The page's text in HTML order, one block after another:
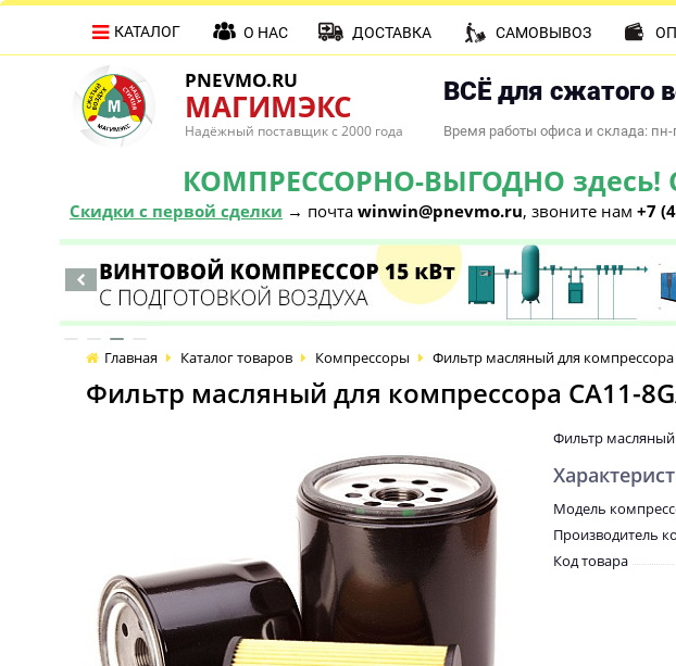
PNEVMO.RU
МАГИМЭКС
Надёжный поставщик с 2000 года
ВСЁ для сжатого
Время работы офиса и склада: пн-
КОМПРЕССОРНО-ВЫГОДНО здесь!
Скидки с первой сделки → почта winwin@pnevmo.ru, звоните нам +7
КАТАЛОГ О НАС ДОСТАВКА САМОВЫВОЗ
Главная Каталог товаров Компрессоры Фильтр масляный для компрессора
Фильтр масляный для компрессора CA11-
Фильтр масляный
Модель
Производитель
Код товара